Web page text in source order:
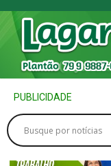
PUBLICIDADE